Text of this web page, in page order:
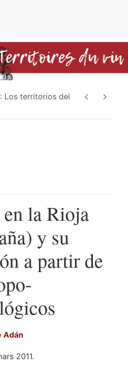
Los territorios del
la Rioja
y su
a partir de
Adán
2011.